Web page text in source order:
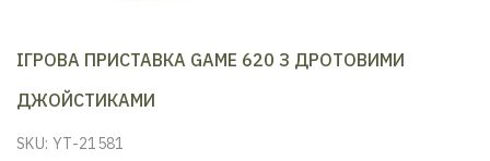
ІГРОВА ПРИСТАВКА GAME 620 З ДРОТОВИМИ
ДЖОЙСТИКАМИ
SKU: YT-21581